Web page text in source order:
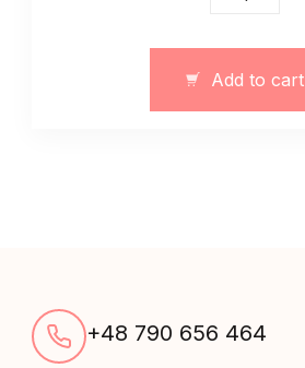
–
art.
Add to cart
+48 790 656 464